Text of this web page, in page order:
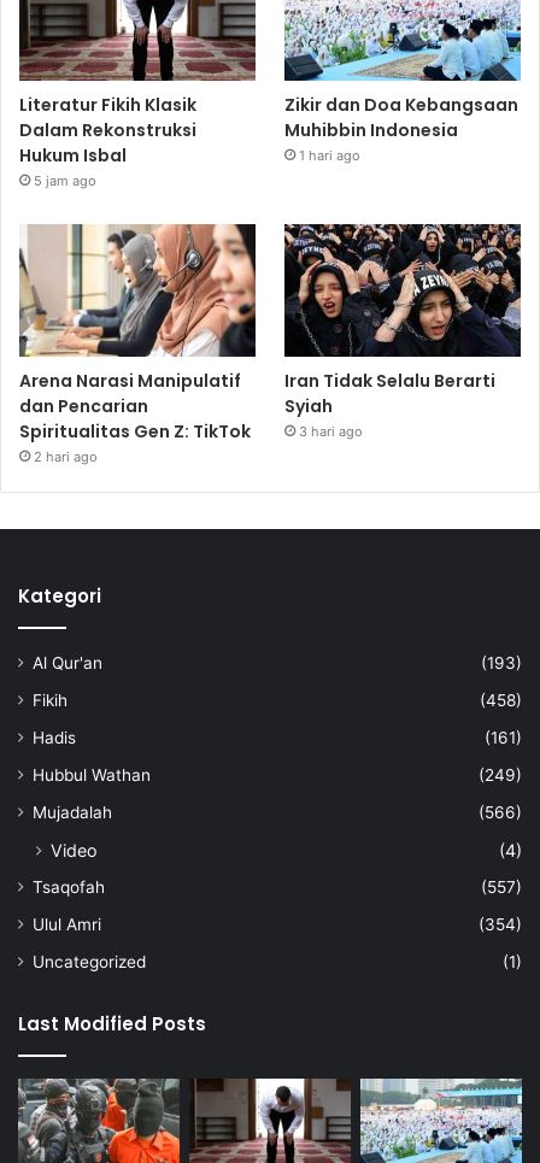
Literatur Fikih Klasik
Dalam Rekonstruksi
Hukum Isbal
5 jam ago
Zikir dan Doa Kebangsaan
Muhibbin Indonesia
1 hari ago
Arena Narasi Manipulatif
dan Pencarian
Spiritualitas Gen Z: TikTok
2 hari ago
Iran Tidak Selalu Berarti
Syiah
3 hari ago
Kategori
Al Qur'an
(193)
Fikih
(458)
Hadis
(161)
Hubbul Wathan
(249)
Mujadalah
(566)
Video (4)
Tsaqofah
(557)
Ulul Amri
(354)
Uncategorized
(1)
Last Modified Posts